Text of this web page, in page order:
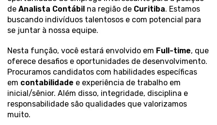
de Analista Contábil na região de Curitiba. Estamos
buscando indivíduos talentosos e com potencial para
se juntar à nossa equipe.
Nesta função, você estará envolvido em Full-time, que
oferece desafios e oportunidades de desenvolvimento.
Procuramos candidatos com habilidades específicas
em contabilidade e experiência de trabalho em
inicial/sênior. Além disso, integridade, disciplina e
responsabilidade são qualidades que valorizamos
muito.